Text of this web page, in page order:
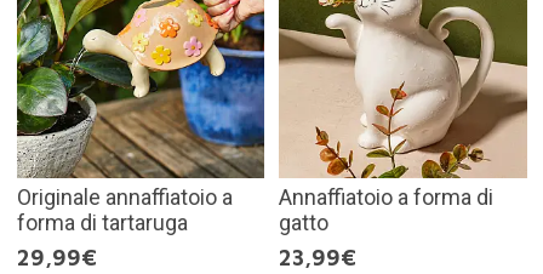
Originale annaffiatoio a
forma di tartaruga
29,99€
Annaffiatoio a forma di
gatto
23,99€